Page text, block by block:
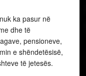
ka pasur në
dhe të
pensioneve,
e shëndetësisë,
të jetesës.